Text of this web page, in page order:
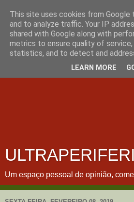
Um espaço pessoal de opinião,
This site uses cookies from
and to analyze traffic. Your IP
shared with Google along with
metrics to ensure quality of service,
statistics, and to detect and
LEARN MORE